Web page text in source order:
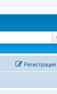
Регистрация